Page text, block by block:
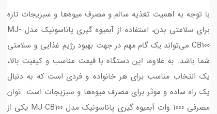
با توجه به اهمیت تغذیه سالم و مصرف میوه‌ها و سبزیجات تازه
برای سلامتی بدن، استفاده از آبمیوه گیری پاناسونیک مدل MJ-
CB100 می‌تواند یک گام مهم در جهت بهبود رژیم غذایی و سلامتی
شما باشد. به علاوه، این دستگاه با قیمت مناسب و کیفیت بالا،
یک انتخاب مناسب برای هر خانواده و فردی است که به دنبال
یک راه ساده و موثر برای مصرف میوه‌ها و سبزیجات است. توان
مصرفی 1000 وات آبمیوه گیری پاناسونیک مدل MJ-CB100 یکی از